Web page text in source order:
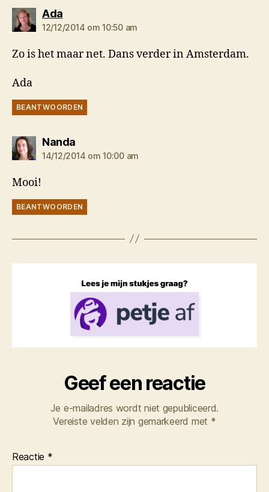
Adazegt:
12/12/2014 om 10:50 am
Zo is het maar net. Dans verder in Amsterdam.
Ada
BEANTWOORDEN
Nandazegt:
14/12/2014 om 10:00 am
Mooi!
BEANTWOORDEN
Geef een reactie
Je e-mailadres wordt niet gepubliceerd.
Vereiste velden zijn gemarkeerd met *
Reactie *